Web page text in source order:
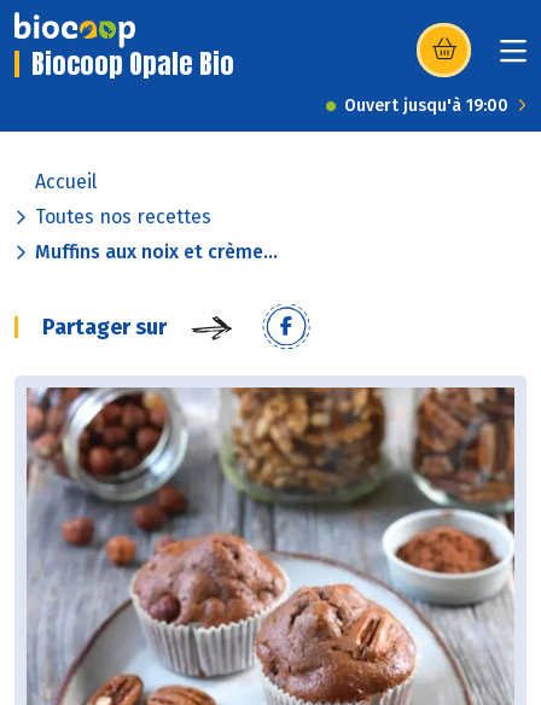
Biocoop Opale Bio (s’ouvre dans
Ouvert jusqu'à 19:00
Accueil
Toutes nos recettes
Muffins aux noix et crème...
Partager sur